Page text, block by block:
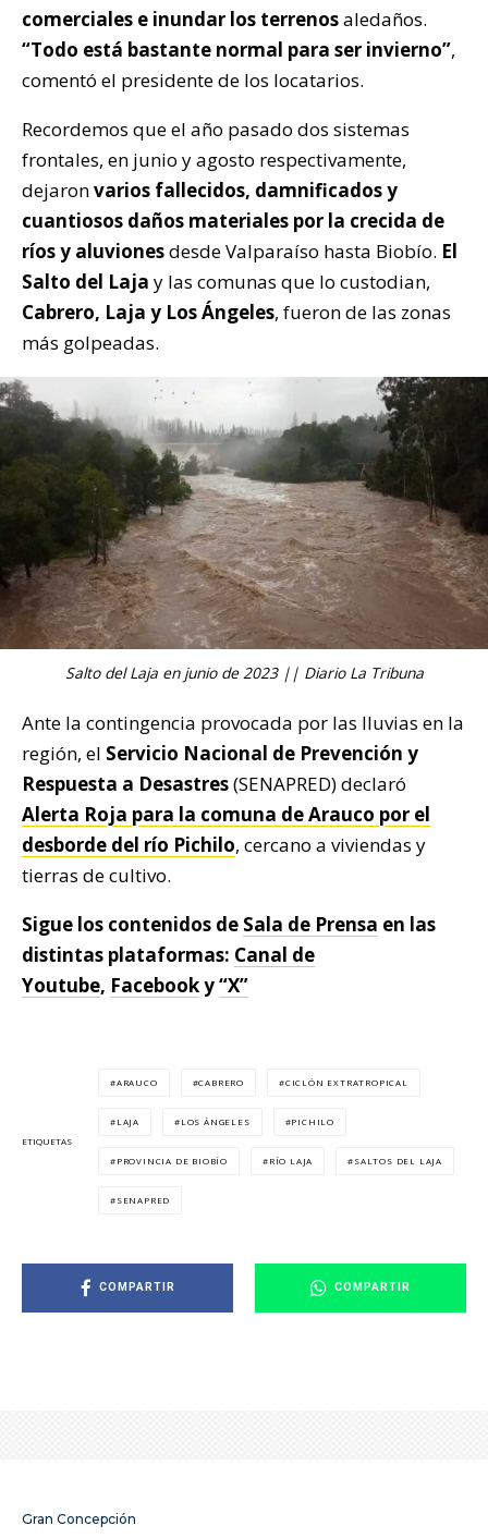
comerciales e inundar los terrenosaledaños.
“Todo está bastante normal para ser invierno”,
comentó el presidente de los locatarios.
Recordemos que el año pasado dos sistemas
frontales, en junio y agosto respectivamente,
dejaronvarios fallecidos, damnificados y
cuantiosos daños materiales por la crecida de
ríos y aluvionesdesde Valparaíso hasta Biobío. El
Salto del Laja y las comunas que lo custodian,
Cabrero, Laja y Los Ángeles, fueron de las zonas
más golpeadas.
Salto del Laja en junio de 2023 || Diario La Tribuna
Ante la contingencia provocada por las lluvias en la
región, el Servicio Nacional de Prevención y
Respuesta a Desastres(SENAPRED) declaró
Alerta Roja para la comuna de Arauco por el
desborde del río Pichilo, cercano a viviendas y
tierras de cultivo.
Sigue los contenidos de Sala de Prensa en las
distintas plataformas: Canal de
Youtube, Facebooky“X”
ETIQUETAS
ARAUCO CABRERO CICLÓN EXTRATROPICAL
LAJA LOS ÁNGELES PICHILO
PROVINCIA DE BIOBÍO RÍO LAJA SALTOS DEL LAJA
SENAPRED
COMPARTIR COMPARTIR
Gran Concepción